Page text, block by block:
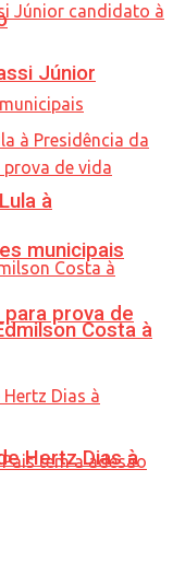
municipais
prova de
Júnior
à
Costa à
Hertz Dias à